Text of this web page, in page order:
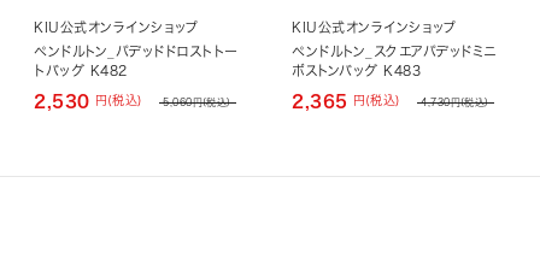
KIU公式オンラインショップ
ペンドルトン_パデッドドロストトー
トバッグ K482
2,530 円(税込) 5,060円(税込)
KIU公式オンラインショップ
ペンドルトン_スクエアパデッドミニ
ボストンバッグ K483
2,365 円(税込) 4,730円(税込)